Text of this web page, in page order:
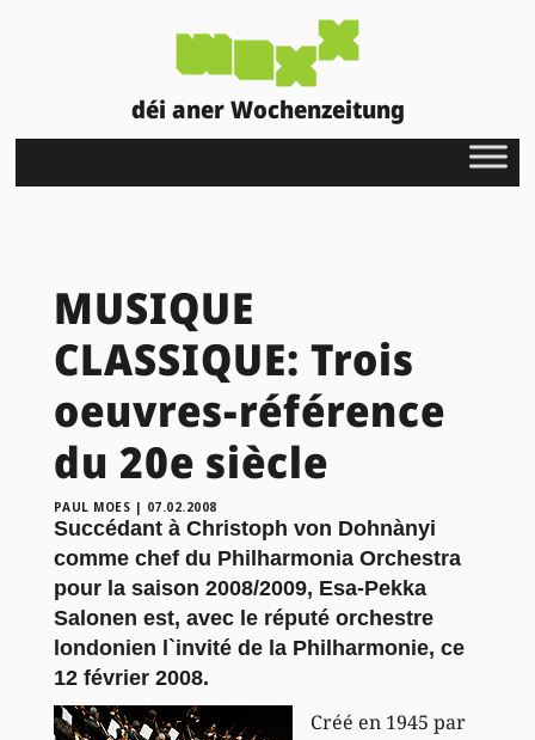
déi aner Wochenzeitung
MUSIQUE
CLASSIQUE: Trois
oeuvres-référence
du 20e siècle
PAUL MOES | 07.02.2008
Succédant à Christoph von Dohnànyi
comme chef du Philharmonia Orchestra
pour la saison 2008/2009, Esa-Pekka
Salonen est, avec le réputé orchestre
londonien l`invité de la Philharmonie, ce
12 février 2008.
Créé en 1945 par